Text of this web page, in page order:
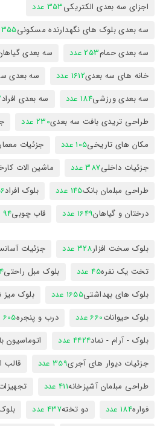
اجزای سه بعدی الکتریکی353 عدد
سه بعدی بلوک های نگهدارنده مسکونی355 عدد
سه بعدی حمام253 عدد سه بعدی
خانه های سه بعدی1612 عدد سه بعدی
سه بعدی ورزشی184 عدد سه بعدی افراد
طراحی تریدی بافت سه بعدی230 عدد
مکان های تاریخی105 عدد جزئیات
جزئیات داخلی387 عدد ماشین الات
طراحی مبلمان بانک145 عدد بلوک افراد
درختان و گیاهان1649 عدد قاب چوبی94 عدد
بلوک سخت افزار328 عدد جزئیات
تخت یک نفره45 عدد بلوک مبل راحتی
بلوک های بهداشتی1655 عدد بلوک میز
بلوک حیوانات660 عدد درب و پنجره605 عدد
بلوک - آرام - نماد4424 عدد اتوماسیون
جزئیات دیوار های آجری359 عدد قالب
طراحی مبلمان آشپزخانه411 عدد
فواره184 عدد دو تخته437 عدد